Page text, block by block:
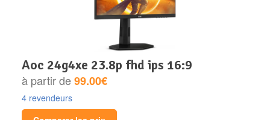
aoc 24g4xe 23.8p fhd ips 16:9
à partir de99.00€
4 revendeurs